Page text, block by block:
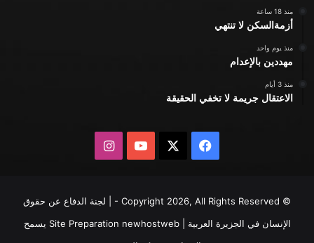
منذ 18 ساعة
أزمةالسكن لا تنتهي
منذ يوم واحد
مهددين بالإعدام
منذ 3 أيام
الاعتقال جريمة لا تخفي الحقيقة
فيسبوك يوتيوبانستقرام
© Copyright 2026, All Rights Reserved - | لجنة الدفاع عن حقوق
الإنسان في الجزيرة العربية | Site Preparationnewhostweb
يسمح